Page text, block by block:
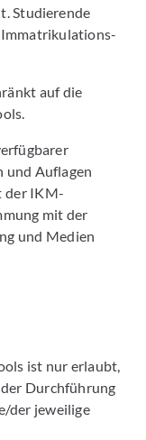
Studierende
Immatrikulations­
auf die
und Auflagen
der IKM-
mit der
und Medien
ist nur erlaubt,
Durchführung
der jeweilige